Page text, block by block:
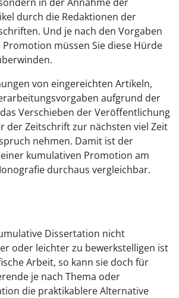
durch die Redaktionen der
Und je nach den Vorgaben
müssen Sie diese Hürde
von eingereichten Artikeln,
aufgrund der
Verschieben der Veröffentlichung
der Zeitschrift zur nächsten viel Zeit
nehmen. Damit ist der
kumulativen Promotion am
durchaus vergleichbar.
Dissertation nicht
oder leichter zu bewerkstelligen ist
Arbeit, so kann sie doch für
je nach Thema oder
die praktikablere Alternative